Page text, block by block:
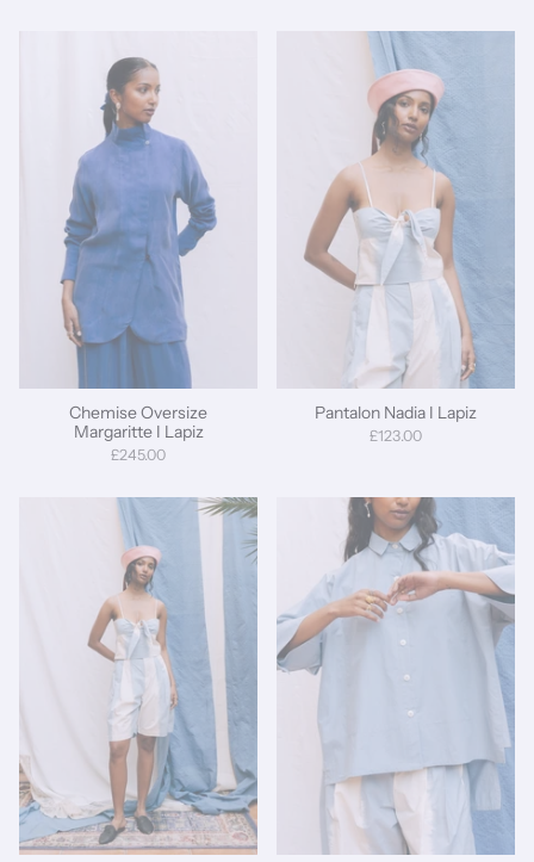
Chemise Oversize
Margaritte I Lapiz
£245.00
Pantalon Nadia I Lapiz
£123.00